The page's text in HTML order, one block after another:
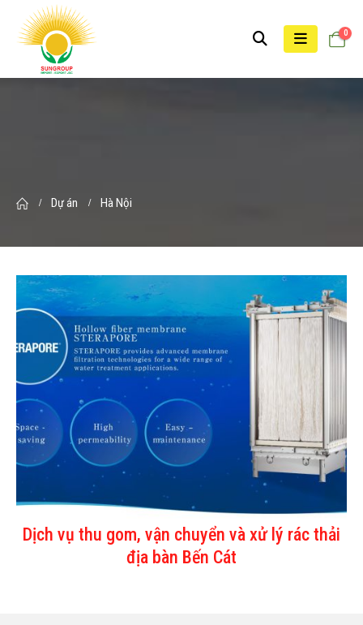
0
Dự án Hà Nội
Dịch vụ thu gom, vận chuyển và xử lý rác thải
địa bàn Bến Cát